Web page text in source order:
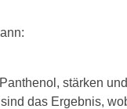
stärken
das Ergebnis,